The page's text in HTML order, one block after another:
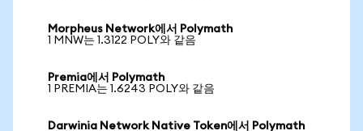
Morpheus Network에서 Polymath
1 MNW는 1.3122 POLY와 같음
Premia에서 Polymath
1 PREMIA는 1.6243 POLY와 같음
Darwinia Network Native Token에서 Polymath